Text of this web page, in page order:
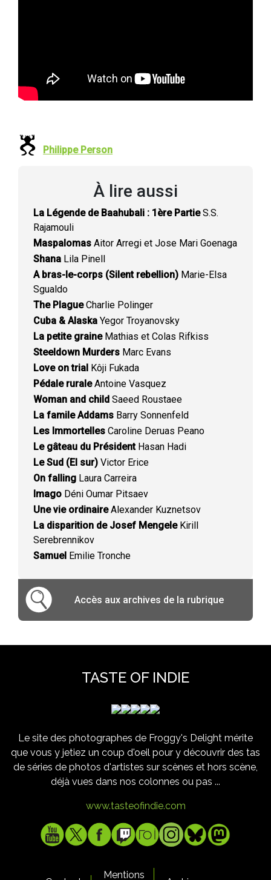
Philippe Person
À lire aussi
La Légende de Baahubali : 1ère PartieS.S.
Rajamouli
Maspalomas Aitor Arregi et Jose Mari Goenaga
Shana Lila Pinell
A bras-le-corps (Silent rebellion) Marie-Elsa
Sgualdo
The PlagueCharlie Polinger
Cuba & Alaska Yegor Troyanovsky
La petite graineMathias et Colas Rifkiss
Steeldown Murders Marc Evans
Love on trial Kôji Fukada
Pédale ruraleAntoine Vasquez
Woman and child Saeed Roustaee
La famile Addams Barry Sonnenfeld
Les Immortelles Caroline Deruas Peano
Le gâteau du PrésidentHasan Hadi
Le Sud (El sur) Victor Erice
On falling Laura Carreira
Imago Déni Oumar Pitsaev
Une vie ordinaireAlexander Kuznetsov
La disparition de Josef MengeleKirill
Serebrennikov
Samuel Emilie Tronche
Accès aux archives de la rubrique
TASTE OF INDIE
Le site des photographes de Froggy's Delight mérite
que vous y jetiez un coup d'oeil pour y découvrir des tas
de séries de photos d'artistes sur scènes et hors scène,
déjà vues dans nos colonnes ou pas ...
www.tasteofindie.com
Mentions